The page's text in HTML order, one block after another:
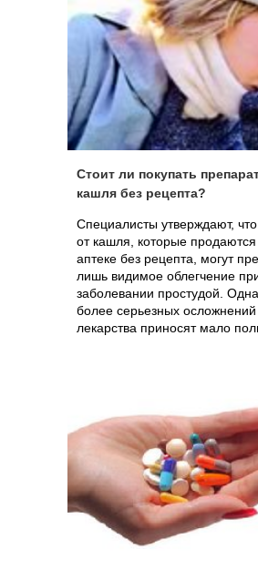
Стоит ли покупать
кашля без рецепта?
Специалисты утверждают,
от кашля, которые
аптеке без рецепта, могут
лишь видимое облегчение
заболевании простудой.
более серьезных осложнений
лекарства приносят мало